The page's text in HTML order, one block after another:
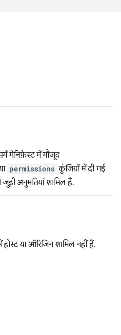
मेनिफ़ेस्ट में मौजूद
permissions कुंजियों में दी गई
अनुमतियां शामिल हैं.
या ऑरिजिन शामिल नहीं हैं.